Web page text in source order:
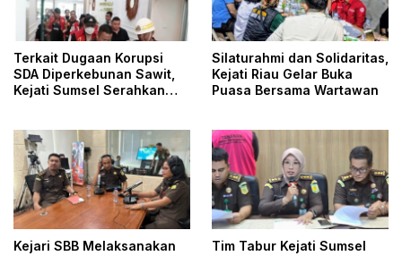
Terkait Dugaan Korupsi
SDA Diperkebunan Sawit,
Kejati Sumsel Serahkan
Silaturahmi dan Solidaritas,
Kejati Riau Gelar Buka
Puasa Bersama Wartawan
Kejari SBB Melaksanakan
Tim Tabur Kejati Sumsel